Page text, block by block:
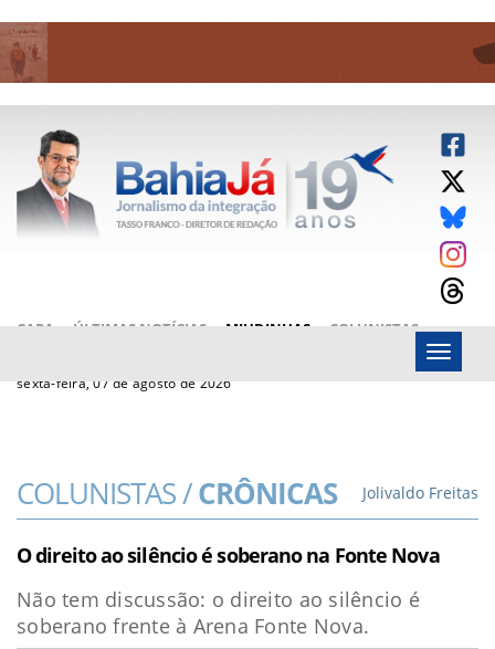
CAPA ÚLTIMAS NOTÍCIAS MIUDINHAS
COLUNISTAS
sexta-feira, 07 de agosto de 2026
Menu
COLUNISTAS /CRÔNICAS Jolivaldo Freitas
O direito ao silêncio é soberano na Fonte Nova
Não tem discussão: o direito ao silêncio é
soberano frente à Arena Fonte Nova.